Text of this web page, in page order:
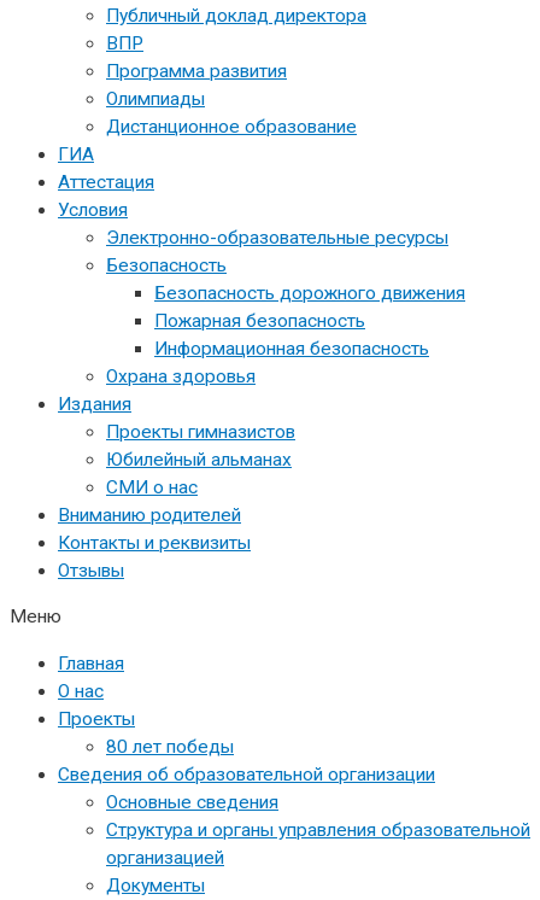
Публичный доклад директора
ВПР
Программа развития
Олимпиады
Дистанционное образование
ГИА
Аттестация
Условия
Электронно-образовательные ресурсы
Безопасность
Безопасность дорожного движения
Пожарная безопасность
Информационная безопасность
Охрана здоровья
Издания
Проекты гимназистов
Юбилейный альманах
СМИ о нас
Вниманию родителей
Контакты и реквизиты
Отзывы
Меню
Главная
О нас
Проекты
80 лет победы
Сведения об образовательной организации
Основные сведения
Структура и органы управления образовательной
организацией
Документы